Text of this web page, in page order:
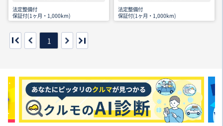
法定整備付
保証付(1ヶ月・1,000km)
法定整備付
保証付(1ヶ月・1,000km)
1